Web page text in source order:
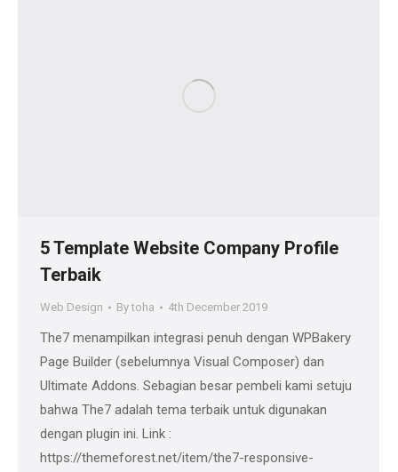
5 Template Website Company Profile
Terbaik
Web Design Bytoha 4th December 2019
The7 menampilkan integrasi penuh dengan WPBakery
Page Builder (sebelumnya Visual Composer) dan
Ultimate Addons. Sebagian besar pembeli kami setuju
bahwa The7 adalah tema terbaik untuk digunakan
dengan plugin ini. Link :
https://themeforest.net/item/the7-responsive-